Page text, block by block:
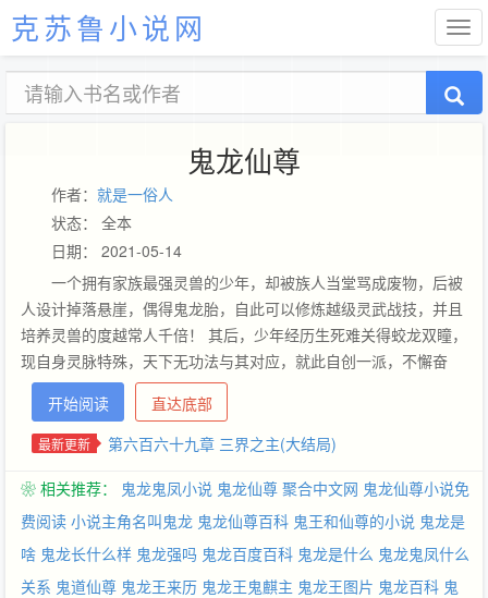
克苏鲁小说网
鬼龙仙尊
作者： 就是一俗人
状态： 全本
日期： 2021-05-14
一个拥有家族最强灵兽的少年，却被族人当堂骂成废物，后被
人设计掉落悬崖，偶得鬼龙胎，自此可以修炼越级灵武战技，并且
培养灵兽的度越常人千倍！ 其后，少年经历生死难关得蛟龙双瞳，
现自身灵脉特殊，天下无功法与其对应，就此自创一派，不懈奋
斗，最终成为世间至强之人。在这个一切以实力至上的灵修世界之
中，他以心中之道，平尽一切所见不平之事，就算为此惹遍至强门
派，也绝不违背自身道义！ 读者群号：135863273 ，本文剧情起
开始阅读 直达底部
最新更新 第六百六十九章 三界之主(大结局)
❀ 相关推荐： 鬼龙鬼凤小说 鬼龙仙尊 聚合中文网 鬼龙仙尊小说免
费阅读 小说主角名叫鬼龙 鬼龙仙尊百科 鬼王和仙尊的小说 鬼龙是
啥 鬼龙长什么样 鬼龙强吗 鬼龙百度百科 鬼龙是什么 鬼龙鬼凤什么
关系 鬼道仙尊 鬼龙王来历 鬼龙王鬼麒主 鬼龙王图片 鬼龙百科 鬼